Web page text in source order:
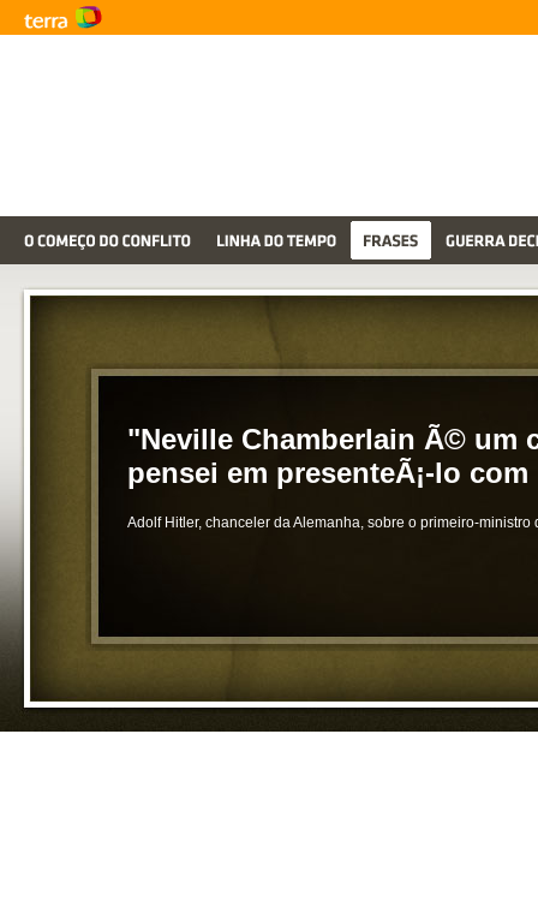
"Neville Chamberlain Ã© um
pensei em presenteÃ¡-lo
Adolf Hitler, chanceler da Alemanha, sobre o primeiro-ministro